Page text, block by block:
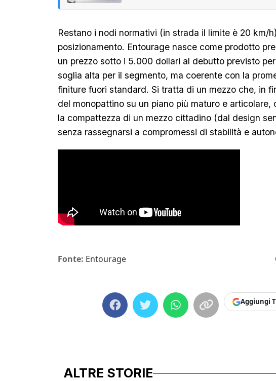
Restano i nodi normativi (in strada il limite è 20 km/
posizionamento. Entourage nasce come prodotto
un prezzo sotto i 5.000 dollari al debutto previsto
soglia alta per il segmento, ma coerente con la
finiture fuori standard. Si tratta di un mezzo che, in
del monopattino su un piano più maturo e articolare,
la compattezza di un mezzo cittadino (dal design
senza rassegnarsi a compromessi di stabilità e
Fonte: Entourage
Aggiungi
ALTRE STORIE